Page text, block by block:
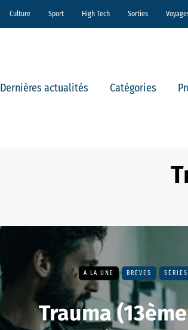
Culture Sport High Tech Sorties
Dernières actualités Catégories
A LA UNE BRÈVES
Trauma